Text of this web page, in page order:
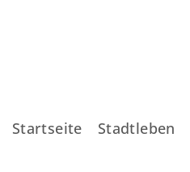
Startseite Stadtleben